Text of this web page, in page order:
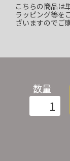
こちらの商品は
ラッピング等を
ざいますのでご
数量